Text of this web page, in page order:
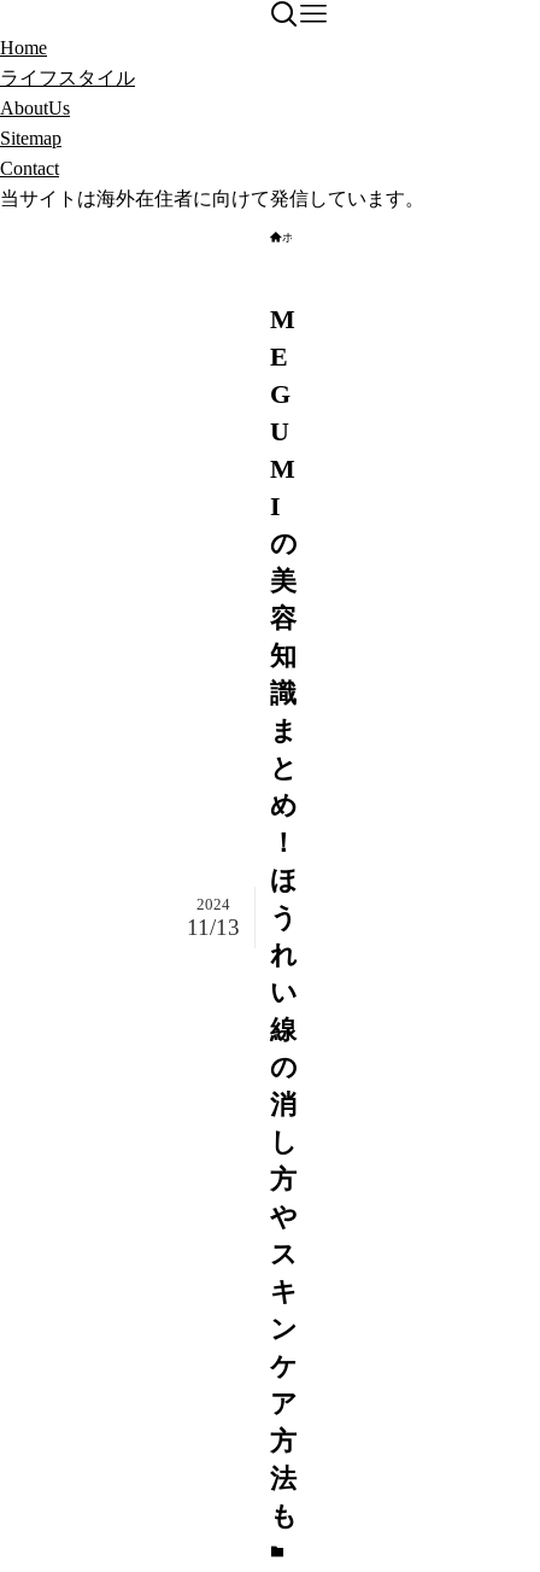
Home
ライフスタイル
AboutUs
Sitemap
Contact
当サイトは海外在住者に向けて発信しています。
ホーム
M
E
G
U
M
I
の
美
容
知
識
ま
と
め
！
ほ
う
れ
い
線
の
消
し
方
や
ス
キ
ン
ケ
ア
方
法
も
2024
11/13